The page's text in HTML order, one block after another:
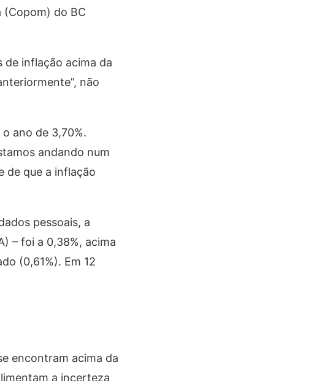
(Copom) do BC
inflação acima da
não
ano de 3,70%.
andando num
de que a inflação
pessoais, a
– foi a 0,38%, acima
(0,61%). Em 12
encontram acima da
a incerteza